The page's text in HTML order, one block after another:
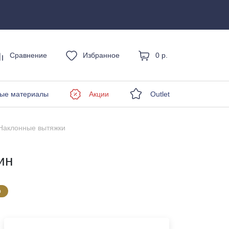
Сравнение Избранное 0 р.
материалы Акции Outlet
вытяжки